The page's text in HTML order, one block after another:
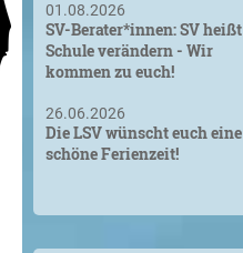
01.08.2026
SV-Berater*innen: SV heißt
Schule verändern - Wir
kommen zu euch!
26.06.2026
Die LSV wünscht euch eine
schöne Ferienzeit!